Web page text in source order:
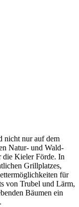
nicht nur auf dem
Natur- und Wald-
Kieler Förde. In
Grillplatzes,
für
von Trubel und Lärm,
Bäumen ein